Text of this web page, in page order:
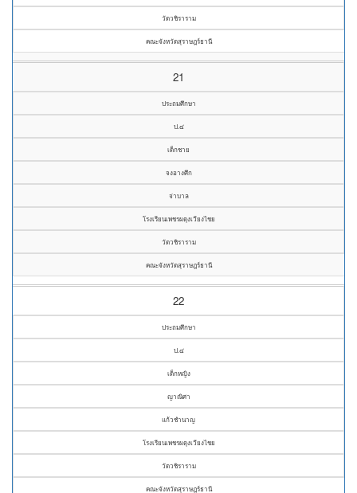
วัดวชิราราม
คณะจังหวัดสุราษฎร์ธานี
21
ประถมศึกษา
ป.๔
เด็กชาย
จงอางศึก
จ่าบาล
โรงเรียนเพชรผดุงเวียงไชย
วัดวชิราราม
คณะจังหวัดสุราษฎร์ธานี
22
ประถมศึกษา
ป.๔
เด็กหญิง
ญาณิศา
แก้วชำนาญ
โรงเรียนเพชรผดุงเวียงไชย
วัดวชิราราม
คณะจังหวัดสุราษฎร์ธานี